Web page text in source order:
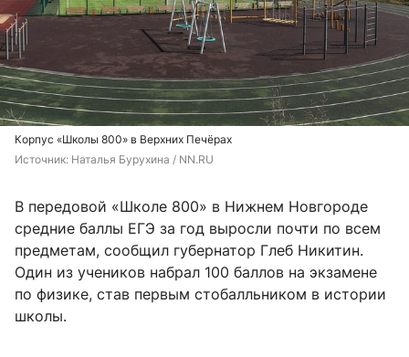
Корпус «Школы 800» в Верхних Печёрах
Источник: Наталья Бурухина / NN.RU
В передовой «Школе 800» в Нижнем Новгороде
средние баллы ЕГЭ за год выросли почти по всем
предметам, сообщил губернатор Глеб Никитин.
Один из учеников набрал 100 баллов на экзамене
по физике, став первым стобалльником в истории
школы.